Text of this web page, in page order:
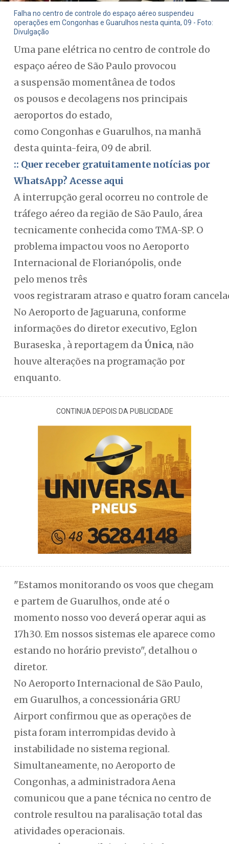
Falha no centro de controle do espaço aéreo suspendeu
operações em Congonhas e Guarulhos nesta quinta, 09 - Foto:
Divulgação
Uma pane elétrica no centro de controle do
espaço aéreo de São Paulo provocou
a suspensão momentânea de todos
os pousos e decolagens nos principais
aeroportos do estado,
como Congonhas e Guarulhos, na manhã
desta quinta-feira, 09 de abril.
:: Quer receber gratuitamente notícias por
WhatsApp? Acesse aqui
A interrupção geral ocorreu no controle de
tráfego aéreo da região de São Paulo, área
tecnicamente conhecida como TMA-SP. O
problema impactou voos no Aeroporto
Internacional de Florianópolis, onde
pelo menos três
voos registraram atraso e quatro foram
No Aeroporto de Jaguaruna, conforme
informações do diretor executivo, Eglon
Buraseska , à reportagem da Única, não
houve alterações na programação por
enquanto.
CONTINUA DEPOIS DA PUBLICIDADE
"Estamos monitorando os voos que chegam
e partem de Guarulhos, onde até o
momento nosso voo deverá operar aqui as
17h30. Em nossos sistemas ele aparece como
estando no horário previsto", detalhou o
diretor.
No Aeroporto Internacional de São Paulo,
em Guarulhos, a concessionária GRU
Airport confirmou que as operações de
pista foram interrompidas devido à
instabilidade no sistema regional.
Simultaneamente, no Aeroporto de
Congonhas, a administradora Aena
comunicou que a pane técnica no centro de
controle resultou na paralisação total das
atividades operacionais.